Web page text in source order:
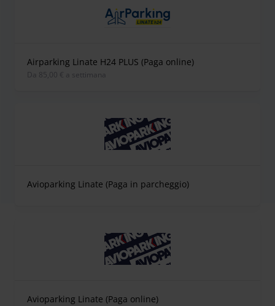
Airparking Linate H24 PLUS (Paga online)
Da 85,00 € a settimana
Avioparking Linate (Paga in parcheggio)
Avioparking Linate (Paga online)